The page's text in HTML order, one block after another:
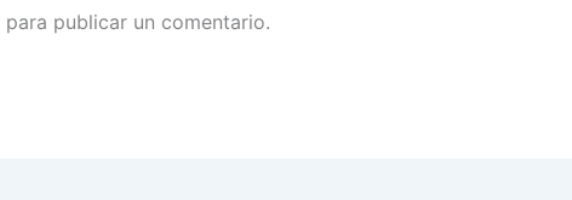
para publicar un comentario.